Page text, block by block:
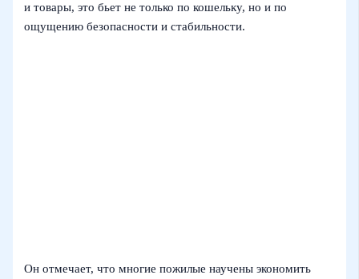
и товары, это бьет не только по кошельку, но и по
ощущению безопасности и стабильности.
Он отмечает, что многие пожилые научены экономить